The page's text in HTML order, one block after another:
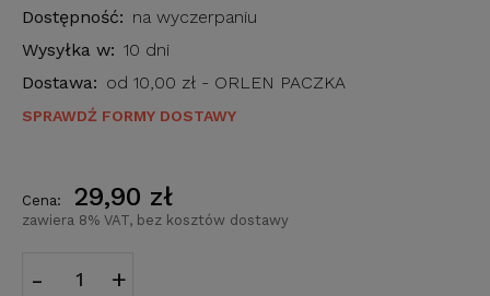
Dostępność: na wyczerpaniu
Wysyłka w: 10 dni
Dostawa: od 10,00 zł - ORLEN PACZKA
SPRAWDŹ FORMY DOSTAWY
Cena: 29,90 zł
zawiera 8% VAT, bez kosztów dostawy
- +